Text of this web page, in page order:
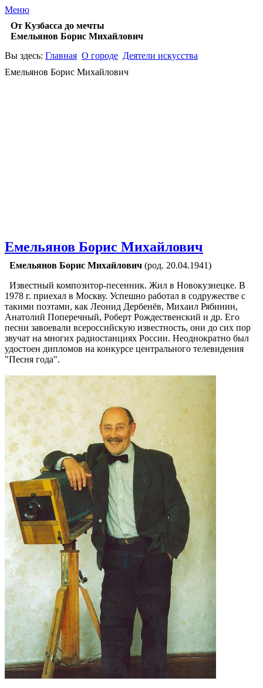
Меню
От Кузбасса до мечты
Емельянов Борис Михайлович
Вы здесь: Главная О городе Деятели искусства
Емельянов Борис Михайлович
Емельянов Борис Михайлович
Емельянов Борис Михайлович (род. 20.04.1941)
Известный композитор-песенник. Жил в Новокузнецке. В
1978 г. приехал в Москву. Успешно работал в содружестве с
такими поэтами, как Леонид Дербенёв, Михаил Рябинин,
Анатолий Поперечный, Роберт Рождественский и др. Его
песни завоевали всероссийскую известность, они до сих пор
звучат на многих радиостанциях России. Неоднократно был
удостоен дипломов на конкурсе центрального телевидения
"Песня года".